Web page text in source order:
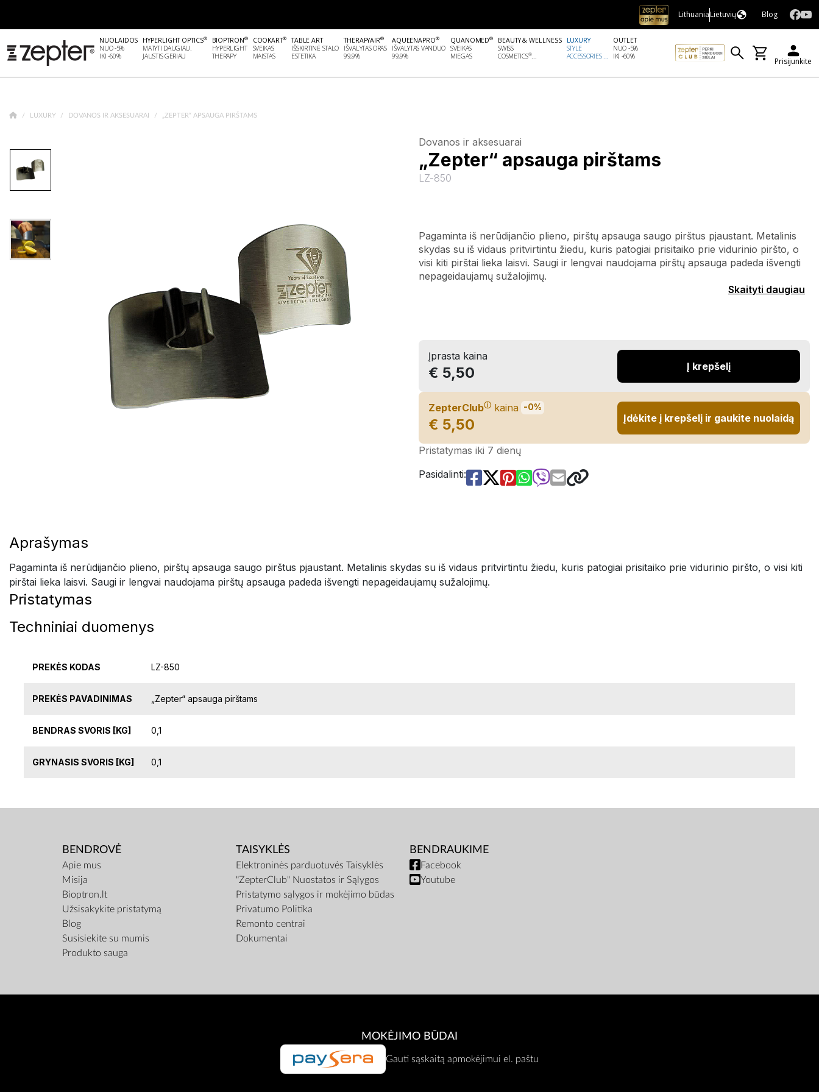
LithuaniaLietuvių Blog
NUOLAIDOS
NUO -5%
IKI -60%
HYPERLIGHT OPTICS®
MATYTI DAUGIAU.
JAUSTIS GERIAU
BIOPTRON®
HYPERLIGHT
THERAPY
COOKART®
SVEIKAS
MAISTAS
TABLE ART
IŠSKIRTINĖ STALO
ESTETIKA
THERAPYAIR®
IŠVALYTAS ORAS
99,9%
AQUEENAPRO®
IŠVALYTAS VANDUO
99,9%
QUANOMED®
SVEIKAS
MIEGAS
BEAUTY & WELLNESS
SWISS
COSMETICS®...
LUXURY
STYLE
ACCESSORIES ...
OUTLET
NUO -5%
IKI -60%
Prisijunkite
LUXURY DOVANOS IR AKSESUARAI „ZEPTER“ APSAUGA PIRŠTAMS
Dovanos ir aksesuarai
„Zepter“ apsauga pirštams
LZ-850
Pagaminta iš nerūdijančio plieno, pirštų apsauga saugo pirštus pjaustant. Metalinis
skydas su iš vidaus pritvirtintu žiedu, kuris patogiai prisitaiko prie vidurinio piršto, o
visi kiti pirštai lieka laisvi. Saugi ir lengvai naudojama pirštų apsauga padeda išvengti
nepageidaujamų sužalojimų.
Skaityti daugiau
Įprasta kaina
€ 5,50 Į krepšelį
ZepterClubⓘ kaina -0%
€ 5,50 Įdėkite į krepšelį ir gaukite nuolaidą
Pristatymas iki 7 dienų
Pasidalinti:
Aprašymas
Pagaminta iš nerūdijančio plieno, pirštų apsauga saugo pirštus pjaustant. Metalinis skydas su iš vidaus pritvirtintu žiedu, kuris patogiai prisitaiko prie vidurinio piršto, o visi kiti
pirštai lieka laisvi. Saugi ir lengvai naudojama pirštų apsauga padeda išvengti nepageidaujamų sužalojimų.
Pristatymas
Techniniai duomenys
PREKĖS KODAS LZ-850
PREKĖS PAVADINIMAS „Zepter“ apsauga pirštams
BENDRAS SVORIS [KG] 0,1
GRYNASIS SVORIS [KG] 0,1
BENDROVĖ
Apie mus
Misija
Bioptron.lt
Užsisakykite pristatymą
Blog
Susisiekite su mumis
Produkto sauga
TAISYKLĖS
Elektroninės parduotuvės Taisyklės
"ZepterClub" Nuostatos ir Sąlygos
Pristatymo sąlygos ir mokėjimo būdas
Privatumo Politika
Remonto centrai
Dokumentai
BENDRAUKIME
Facebook
Youtube
MOKĖJIMO BŪDAI
Gauti sąskaitą apmokėjimui el. paštu